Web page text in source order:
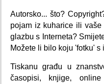
Autorsko... što?
pojam iz kuharice ili
glazbu s Interneta?
Možete li bilo koju 'fotku'
Tiskanu građu u
časopisi, knjige,